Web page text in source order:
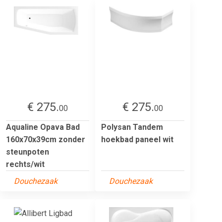
€ 275.00
Aqualine Opava Bad
160x70x39cm zonder
steunpoten
rechts/wit
Douchezaak
€ 275.00
Polysan Tandem
hoekbad paneel wit
Douchezaak